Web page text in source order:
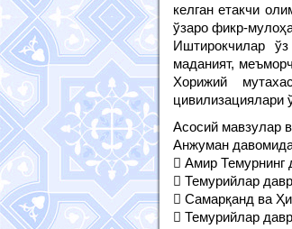
келган етакчи
ўзаро фикр-
Иштирокчилар
маданият,
Хорижий
цивилизациялари
Асосий мавзулар
Анжуман давомида
 Амир Темурнинг
 Темурийлар
 Самарқанд ва
 Темурийлар